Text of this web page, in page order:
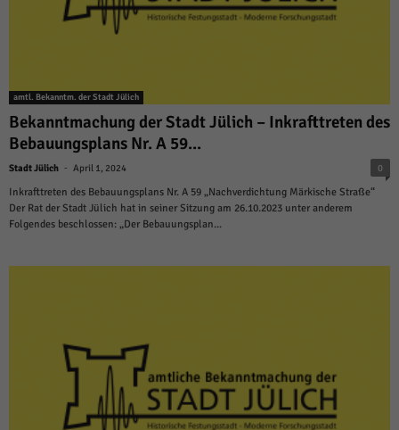
amtl. Bekanntm. der Stadt Jülich
Bekanntmachung der Stadt Jülich – Inkrafttreten des
Bebauungsplans Nr. A 59...
Stadt Jülich - April 1, 2024 0
Inkrafttreten des Bebauungsplans Nr. A 59 „Nachverdichtung Märkische Straße“
Der Rat der Stadt Jülich hat in seiner Sitzung am 26.10.2023 unter anderem
Folgendes beschlossen: „Der Bebauungsplan...